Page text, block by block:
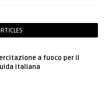
a fuoco per il
italiana